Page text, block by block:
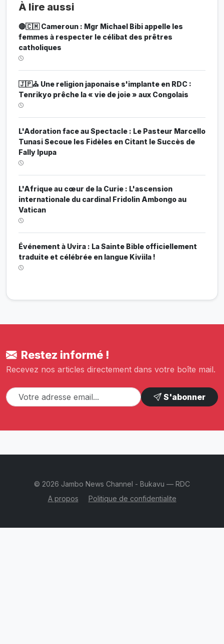
À lire aussi
🔴🇨🇲 Cameroun : Mgr Michael Bibi appelle les
femmes à respecter le célibat des prêtres
catholiques
🇯🇵⛪ Une religion japonaise s'implante en RDC :
Tenrikyo prêche la « vie de joie » aux Congolais
L'Adoration face au Spectacle : Le Pasteur Marcello
Tunasi Secoue les Fidèles en Citant le Succès de
Fally Ipupa
L'Afrique au cœur de la Curie : L'ascension
internationale du cardinal Fridolin Ambongo au
Vatican
Événement à Uvira : La Sainte Bible officiellement
traduite et célébrée en langue Kiviila !
Restez informé !
Recevez nos articles directement dans votre boîte mail.
S'abonner
© 2026 Jambo News Channel - Bukavu — RDC
A propos
Politique de confidentialite